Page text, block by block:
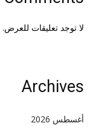
لا توجد تعليقات للعرض.
Archives
أغسطس 2026